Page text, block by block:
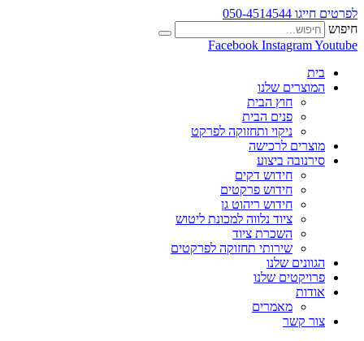
לפרטים חייגו 050-4514544
חיפוש
Facebook InstagramYoutube
בית
המוצרים שלנו
חוץ הבית
פנים הבית
ניקוי ותחזוקה לפרקט
מוצרים לרכישה
סירנובה ביצוע
חידוש דקים
חידוש פרקטים
חידוש ריהוט גן
ציוד נלווה למכונת ליטוש
השכרת ציוד
שירותי תחזוקה לפרקטים
הגוונים שלנו
פרויקטים שלנו
אודות
מאמרים
צור קשר